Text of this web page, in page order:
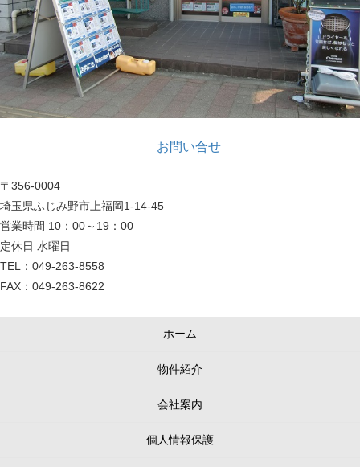
お問い合せ
〒356-0004
埼玉県ふじみ野市上福岡1-14-45
営業時間 10：00～19：00
定休日 水曜日
TEL：049-263-8558
FAX：049-263-8622
ホーム
物件紹介
会社案内
個人情報保護